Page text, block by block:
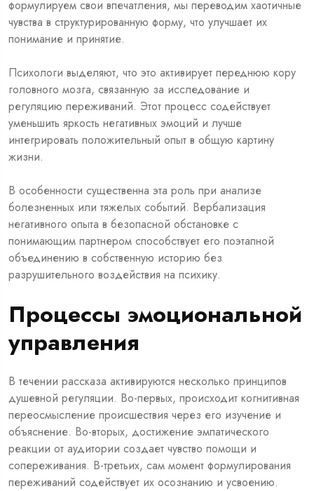
формулируем свои впечатления, мы переводим хаотичные
чувства в структурированную форму, что улучшает их
понимание и принятие.
Психологи выделяют, что это активирует переднюю кору
головного мозга, связанную за исследование и
регуляцию переживаний. Этот процесс содействует
уменьшить яркость негативных эмоций и лучше
интегрировать положительный опыт в общую картину
жизни.
В особенности существенна эта роль при анализе
болезненных или тяжелых событий. Вербализация
негативного опыта в безопасной обстановке с
понимающим партнером способствует его поэтапной
объединению в собственную историю без
разрушительного воздействия на психику.
Процессы эмоциональной
управления
В течении рассказа активируются несколько принципов
душевной регуляции. Во-первых, происходит когнитивная
переосмысление происшествия через его изучение и
объяснение. Во-вторых, достижение эмпатического
реакции от аудитории создает чувство помощи и
сопереживания. В-третьих, сам момент формулирования
переживаний содействует их осознанию и усвоению.